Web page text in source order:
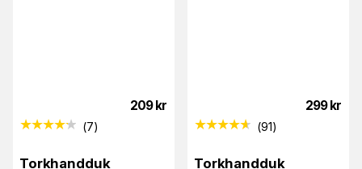
209 kr
(7)
Torkhandduk
299 kr
(91)
Torkhandduk